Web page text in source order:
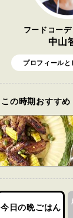
フードコー
中山
プロフィールと
この時期おすす
今日の晩ごはん